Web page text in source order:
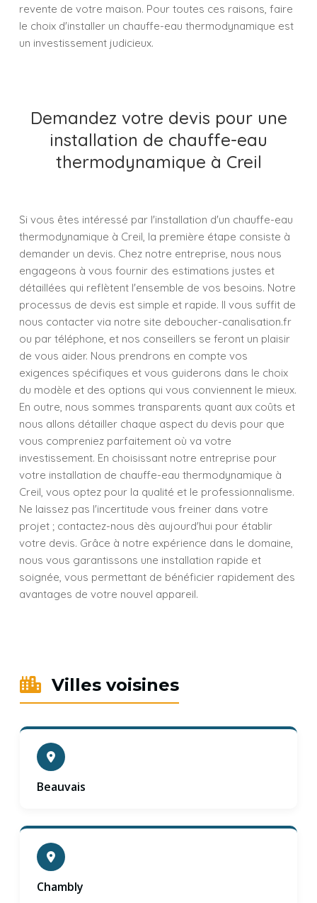
revente de votre maison. Pour toutes ces raisons, faire
le choix d'installer un chauffe-eau thermodynamique est
un investissement judicieux.
Demandez votre devis pour une
installation de chauffe-eau
thermodynamique à Creil
Si vous êtes intéressé par l'installation d'un chauffe-eau
thermodynamique à Creil, la première étape consiste à
demander un devis. Chez notre entreprise, nous nous
engageons à vous fournir des estimations justes et
détaillées qui reflètent l'ensemble de vos besoins. Notre
processus de devis est simple et rapide. Il vous suffit de
nous contacter via notre site deboucher-canalisation.fr
ou par téléphone, et nos conseillers se feront un plaisir
de vous aider. Nous prendrons en compte vos
exigences spécifiques et vous guiderons dans le choix
du modèle et des options qui vous conviennent le mieux.
En outre, nous sommes transparents quant aux coûts et
nous allons détailler chaque aspect du devis pour que
vous compreniez parfaitement où va votre
investissement. En choisissant notre entreprise pour
votre installation de chauffe-eau thermodynamique à
Creil, vous optez pour la qualité et le professionnalisme.
Ne laissez pas l'incertitude vous freiner dans votre
projet ; contactez-nous dès aujourd'hui pour établir
votre devis. Grâce à notre expérience dans le domaine,
nous vous garantissons une installation rapide et
soignée, vous permettant de bénéficier rapidement des
avantages de votre nouvel appareil.
Villes voisines
Beauvais
Chambly